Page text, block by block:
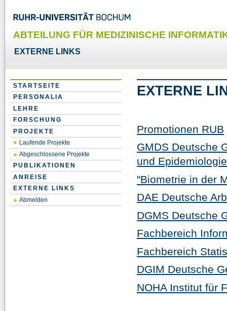
ABTEILUNG FÜR MEDIZINISCHE
EXTERNE LINKS
STARTSEITE
PERSONALIA
LEHRE
FORSCHUNG
PROJEKTE
Laufende Projekte
Abgeschlossene Projekte
PUBLIKATIONEN
ANREISE
EXTERNE LINKS
Abmelden
EXTERNE
Promotionen RUB
GMDS Deutsche
und Epidemiologie
"Biometrie in der
DAE Deutsche
DGMS Deutsche
Fachbereich
Fachbereich
DGIM Deutsche
NOHA Institut für